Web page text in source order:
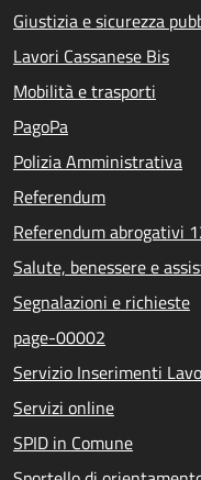
Giustizia e sicurezza
Lavori Cassanese Bis
Mobilità e trasporti
PagoPa
Polizia Amministrativa
Referendum
Referendum abrogativi
Salute, benessere e
Segnalazioni e richieste
page-00002
Servizio Inserimenti
Servizi online
SPID in Comune